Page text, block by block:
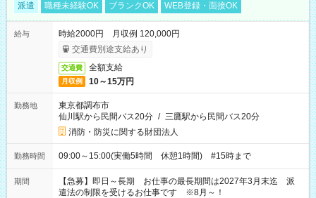
派遣 職種未経験OK ブランクOK WEB登録・面接OK
給与
時給2000円 月収例 120,000円
交通費別途支給あり
交通費 全額支給
月収例 10～15万円
勤務地
東京都調布市
仙川駅から民間バス20分 / 三鷹駅から民間バス20分
消防・防災に関する財団法人
勤務時間 09:00～15:00(実働5時間 休憩1時間) #15時まで
期間
【急募】即日～長期 お仕事の最長期間は2027年3月末迄 派
遣法の制限を受けるお仕事です ※8月～！